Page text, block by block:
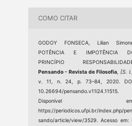
COMO CITAR
GODOY FONSECA, Lilian
POTÊNCIA E IMPOTÊNCIA
PRINCÍPIO
Pensando - Revista de Filosofia
[S.
v. 11, n. 24, p. 73–84, 2020.
10.26694/pensando.v11i24.11515.
Disponível
https://periodicos.ufpi.br/index.php/
sando/article/view/3529. Acesso em: